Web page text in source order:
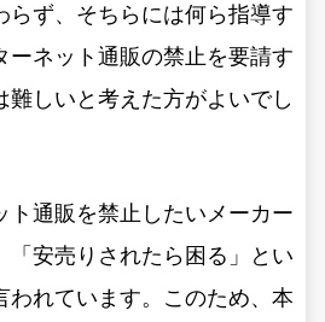
らず、そちらには何ら指導す
ーネット通販の禁止を要請す
難しいと考えた方がよいでし
ト通販を禁止したいメーカー
「安売りされたら困る」とい
われています。このため、本